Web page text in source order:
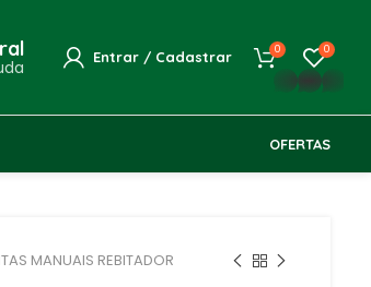
Entrar / Cadastrar 0 0
OFERTAS
MANUAIS REBITADOR
whatsapp